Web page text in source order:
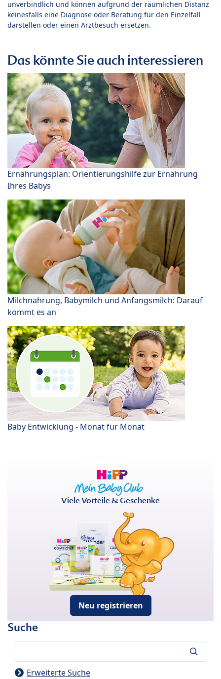
unverbindlich und können aufgrund der räumlichen Distanz
keinesfalls eine Diagnose oder Beratung für den Einzelfall
darstellen oder einen Arztbesuch ersetzen.
Das könnte Sie auch interessieren
Ernährungsplan: Orientierungshilfe zur Ernährung
Ihres Babys
Milchnahrung, Babymilch und Anfangsmilch: Darauf
kommt es an
Baby Entwicklung - Monat für Monat
Viele Vorteile & Geschenke
Neu registrieren
Suche
Erweiterte Suche